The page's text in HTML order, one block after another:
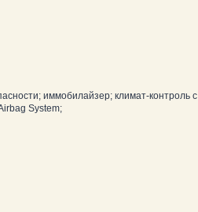
иммобилайзер; климат-контроль с
System;